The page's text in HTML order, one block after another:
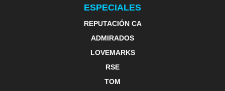
ESPECIALES
REPUTACIÓN CA
ADMIRADOS
LOVEMARKS
RSE
TOM